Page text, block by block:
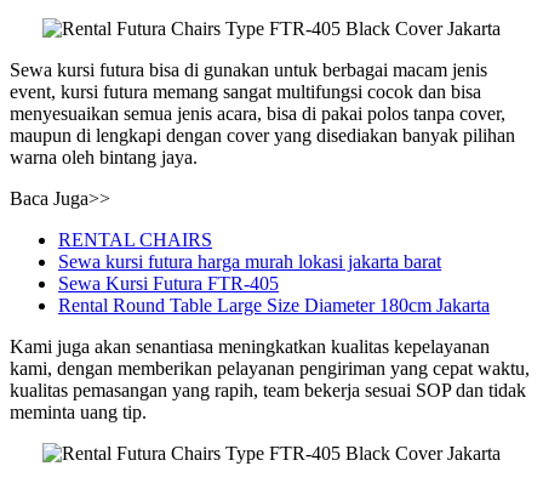
Sewa kursi futura bisa di gunakan untuk berbagai macam jenis
event, kursi futura memang sangat multifungsi cocok dan bisa
menyesuaikan semua jenis acara, bisa di pakai polos tanpa cover,
maupun di lengkapi dengan cover yang disediakan banyak pilihan
warna oleh bintang jaya.
Baca Juga>>
RENTAL CHAIRS
Sewa kursi futura harga murah lokasi jakarta barat
Sewa Kursi Futura FTR-405
Rental Round Table Large Size Diameter 180cm Jakarta
Kami juga akan senantiasa meningkatkan kualitas kepelayanan
kami, dengan memberikan pelayanan pengiriman yang cepat waktu,
kualitas pemasangan yang rapih, team bekerja sesuai SOP dan tidak
meminta uang tip.